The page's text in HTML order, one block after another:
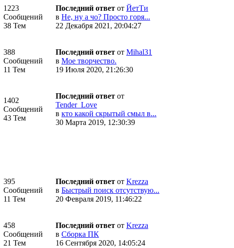
1223
Сообщений
38 Тем
Последний ответ от ЙетТи
в Не, ну а чо? Просто горя...
22 Декабря 2021, 20:04:27
388
Сообщений
11 Тем
Последний ответ от Mihal31
в Мое творчество.
19 Июля 2020, 21:26:30
1402
Сообщений
43 Тем
Последний ответ от
Tender_Love
в кто какой скрытый смыл в...
30 Марта 2019, 12:30:39
395
Сообщений
11 Тем
Последний ответ от Krezza
в Быстрый поиск отсутствую...
20 Февраля 2019, 11:46:22
458
Сообщений
21 Тем
Последний ответ от Krezza
в Сборка ПК
16 Сентября 2020, 14:05:24